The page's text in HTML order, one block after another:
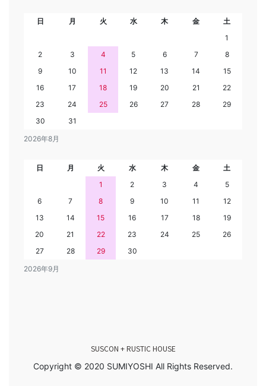
2026年8月
日 月 火 水 木 金
土
1
2
3 4 5 6 7
8
9
10 11 12 13 14
15
16
17 18 19 20 21
22
23
24 25 26 27 28
29
30
31
2026年9月
日 月 火 水 木 金
土
1
2 3 4
5
6
7 8 9 10 11
12
13
14 15 16 17 18
19
20
21 22 23 24 25
26
27
28 29 30
SUSCON + RUSTIC HOUSE
Copyright © 2020 SUMIYOSHI All Rights Reserved.